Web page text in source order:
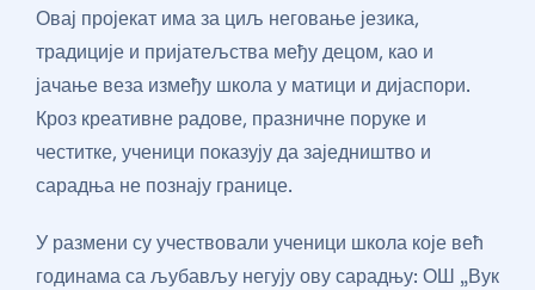
Овај пројекат има за циљ неговање језика,
традиције и пријатељства међу децом, као и
јачање веза између школа у матици и дијаспори.
Кроз креативне радове, празничне поруке и
честитке, ученици показују да заједништво и
сарадња не познају границе.
У размени су учествовали ученици школа које већ
годинама са љубављу негују ову сарадњу: ОШ „Вук